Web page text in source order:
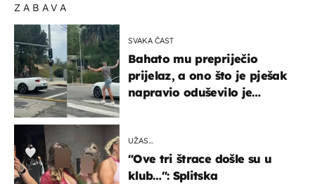
ZABAVA
SVAKA ČAST
Bahato mu prepriječio
prijelaz, a ono što je pješak
napravio oduševilo je
UŽAS…
"Ove tri štrace došle su u
klub…": Splitska